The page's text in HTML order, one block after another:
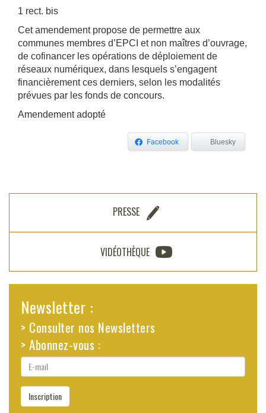
1 rect. bis
Cet amendement propose de permettre aux
communes membres d’EPCI et non maîtres d’ouvrage,
de cofinancer les opérations de déploiement de
réseaux numériquex, dans lesquels s’engagent
financièrement ces derniers, selon les modalités
prévues par les fonds de concours.
Amendement adopté
Facebook Bluesky
PRESSE
VIDÉOTHÈQUE
Newsletter :
> Consulter nos Newsletters
> Abonnez-vous :
E-
mail
Inscription